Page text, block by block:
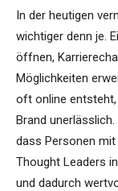
In der heutigen
wichtiger denn je.
öffnen,
Möglichkeiten
oft online
Brand
dass Personen
Thought Leaders
und dadurch